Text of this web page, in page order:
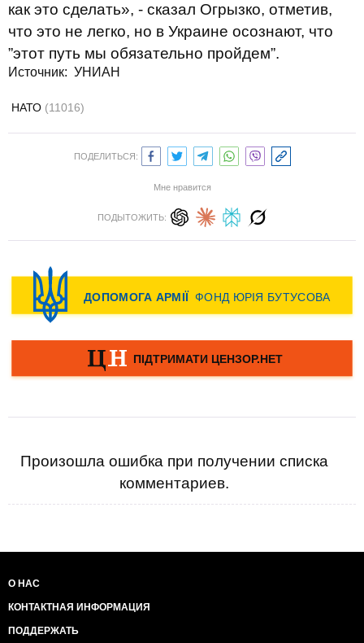
как это сделать», - сказал Огрызко, отметив,
что это не легко, но в Украине осознают, что
”этот путь мы обязательно пройдем”.
Источник: УНИАН
НАТО (11016)
ПОДЕЛИТЬСЯ:
Мне нравится
ПОДЫТОЖИТЬ:
Произошла ошибка при получении списка
комментариев.
О НАС
КОНТАКТНАЯ ИНФОРМАЦИЯ
ПОДДЕРЖАТЬ